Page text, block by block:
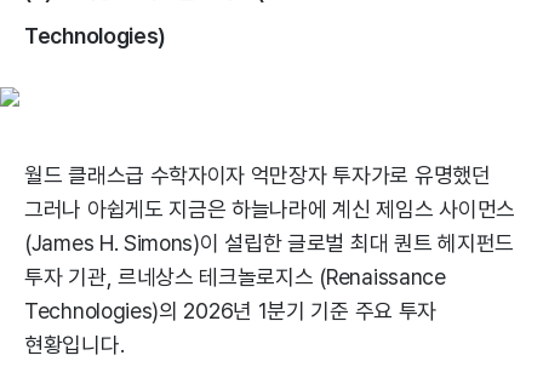
Technologies)
월드 클래스급 수학자이자 억만장자 투자가로 유명했던
그러나 아쉽게도 지금은 하늘나라에 계신 제임스 사이먼스
(James H. Simons)이 설립한 글로벌 최대 퀀트 헤지펀드
투자 기관, 르네상스 테크놀로지스 (Renaissance
Technologies)의 2026년 1분기 기준 주요 투자
현황입니다.